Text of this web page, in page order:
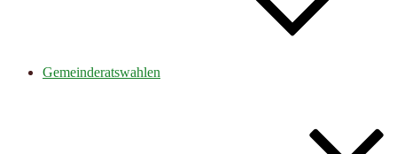
Gemeinderatswahlen